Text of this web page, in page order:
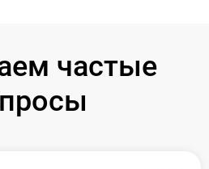
частые